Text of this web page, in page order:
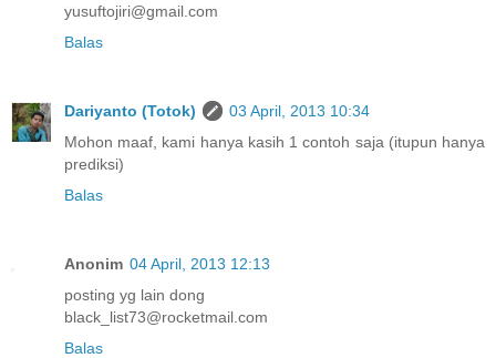
yusuftojiri@gmail.com
Balas
Dariyanto (Totok)
03 April, 2013 10:34
Mohon maaf, kami hanya kasih 1 contoh saja (itupun hanya
prediksi)
Balas
Anonim 04 April, 2013 12:13
posting yg lain dong
black_list73@rocketmail.com
Balas